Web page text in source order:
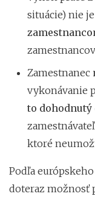
situácie) nie
Zamestnanec
vykonávanie
to dohodnutý
ktoré
Podľa
doteraz možnosť